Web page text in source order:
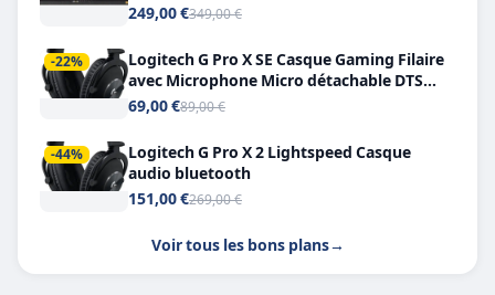
249,00 €349,00 €
-22%
Logitech G Pro X SE Casque Gaming Filaire
avec Microphone Micro détachable DTS
Headphone X 7.1
69,00 €89,00 €
-44%
Logitech G Pro X 2 Lightspeed Casque
audio bluetooth
151,00 €269,00 €
Voir tous les bons plans→